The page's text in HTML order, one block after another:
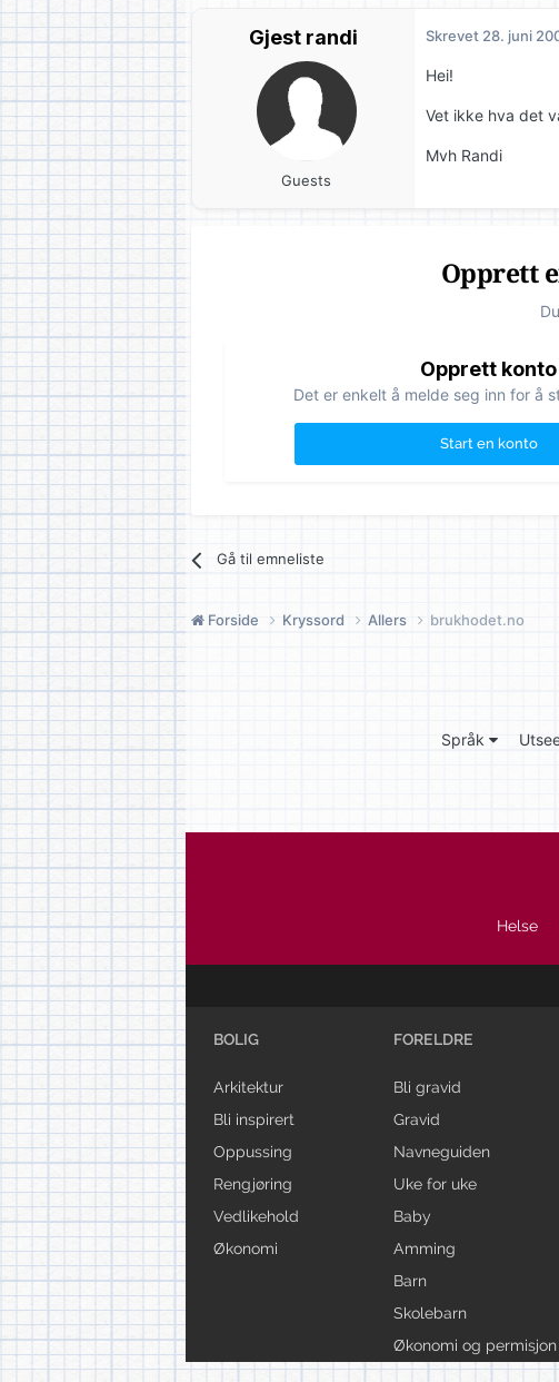
Gjest randi
Guests
Skrevet 28. juni
Hei!
Vet ikke hva det
Mvh Randi
Opprett
Opprett konto
Det er enkelt å melde seg inn for å
Start en konto
Gå til emneliste
Forside Kryssord Allers brukhodet.no
Språk
Helse
BOLIG
Arkitektur
Bli inspirert
Oppussing
Rengjøring
Vedlikehold
Økonomi
FORELDRE
Bli gravid
Gravid
Navneguiden
Uke for uke
Baby
Amming
Barn
Skolebarn
Økonomi og permisjon